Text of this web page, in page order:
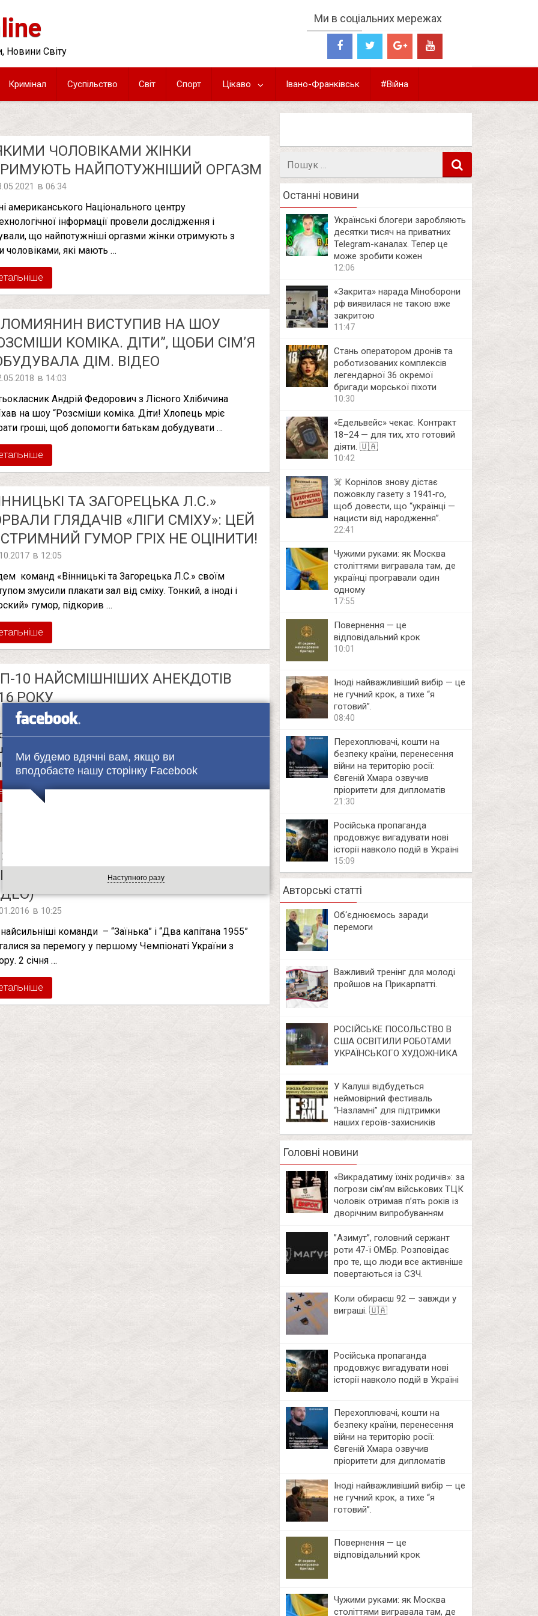
Новини Світу
Ми в соціальних мережах
Кримінал Суспільство Світ Спорт Цікаво Івано-Франківськ #Війна
ЧОЛОВІКАМИ ЖІНКИ
НАЙПОТУЖНІШИЙ ОРГАЗМ
в 06:34
американського Національного центру
інформації провели дослідження і
що найпотужніші оргазми жінки отримують з
чоловіками, які мають …
ВИСТУПИВ НА ШОУ
КОМІКА. ДІТИ”, ЩОБИ СІМ’Я
ДІМ. ВІДЕО
в 14:03
Андрій Федорович з Лісного Хлібичина
на шоу “Розсміши коміка. Діти! Хлопець мріє
гроші, щоб допомогти батькам добудувати …
ТА ЗАГОРЕЦЬКА Л.С.»
ГЛЯДАЧІВ «ЛІГИ СМІХУ»: ЦЕЙ
ГУМОР ГРІХ НЕ ОЦІНИТИ!
в 12:05
команд «Вінницькі та Загорецька Л.С.» своїм
змусили плакати зал від сміху. Тонкий, а іноді і
гумор, підкорив …
10 НАЙСМІШНІШИХ АНЕКДОТІВ
РОКУ
в10:02
так не піднімає настрій, як хороший анекдот. Якщо і
з 2016 роком, то тільки з усмішкою. Пропонуємо
…
ПЕРЕМОЖЕЦЬ ПЕРШОГО
УКРАЇНИ З ГУМОРУ
в 10:25
команди – “Заїнька” і “Два капітана 1955”
за перемогу у першому Чемпіонаті України з
2 січня …
Останні новини
Українські блогери заробляють
десятки тисяч на приватних
Telegram-каналах. Тепер це
може зробити кожен
12:06
«Закрита» нарада Міноборони
рф виявилася не такою вже
закритою
11:47
Стань оператором дронів та
роботизованих комплексів
легендарної 36 окремої
бригади морської піхоти
10:30
«Едельвейс» чекає. Контракт
18–24 — для тих, хто готовий
діяти. 🇺🇦
10:42
☠️ Корнілов знову дістає
пожовклу газету з 1941‑го,
щоб довести, що “українці —
нацисти від народження”.
22:41
Чужими руками: як Москва
століттями вигравала там, де
українці програвали один
одному
17:55
Повернення — це
відповідальний крок
10:01
Іноді найважливіший вибір — це
не гучний крок, а тихе “я
готовий”.
08:40
Перехоплювачі, кошти на
безпеку країни, перенесення
війни на територію росії:
Євгеній Хмара озвучив
пріоритети для дипломатів
21:30
Російська пропаганда
продовжує вигадувати нові
історії навколо подій в Україні
15:09
Авторські статті
Об‘єднюємось заради
перемоги
Важливий тренінг для молоді
пройшов на Прикарпатті.
РОСІЙСЬКЕ ПОСОЛЬСТВО В
США ОСВІТИЛИ РОБОТАМИ
УКРАЇНСЬКОГО ХУДОЖНИКА
У Калуші відбудеться
неймовірний фестиваль
“Назламні” для підтримки
наших героїв-захисників
Головні новини
«Викрадатиму їхніх родичів»: за
погрози сім’ям військових ТЦК
чоловік отримав п’ять років із
дворічним випробуванням
⁨”Азимут”, головний сержант
роти 47-ї ОМБр. Розповідає
про те, що люди все активніше
повертаються із СЗЧ.
Коли обираєш 92 — завжди у
виграші. 🇺🇦
Російська пропаганда
продовжує вигадувати нові
історії навколо подій в Україні
Перехоплювачі, кошти на
безпеку країни, перенесення
війни на територію росії:
Євгеній Хмара озвучив
пріоритети для дипломатів
Іноді найважливіший вибір — це
не гучний крок, а тихе “я
готовий”.
Повернення — це
відповідальний крок
Чужими руками: як Москва
століттями вигравала там, де
Ми будемо вдячні вам, якщо ви
вподобаєте нашу сторінку Facebook
Наступного разу